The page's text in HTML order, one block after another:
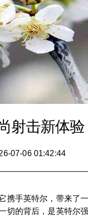
射击新体验
07-06 01:42:44
携手英特尔，带来了
切的背后，是英特尔